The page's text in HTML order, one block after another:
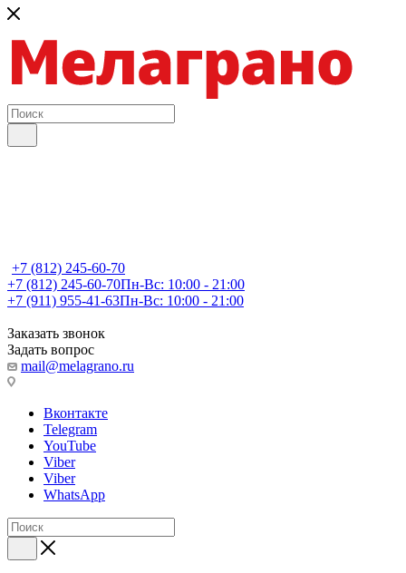
+7 (812) 245-60-70
+7 (812) 245-60-70Пн-Вс: 10:00 - 21:00
+7 (911) 955-41-63Пн-Вс: 10:00 - 21:00
Заказать звонок
Задать вопрос
mail@melagrano.ru
Вконтакте
Telegram
YouTube
Viber
Viber
WhatsApp